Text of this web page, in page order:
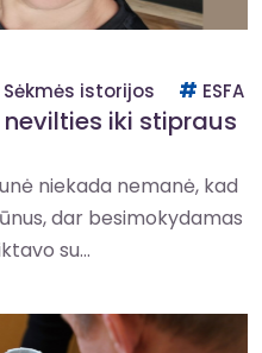
Sėkmės istorijos ESFA
iki stipraus
niekada nemanė, kad
dar besimokydamas
su...